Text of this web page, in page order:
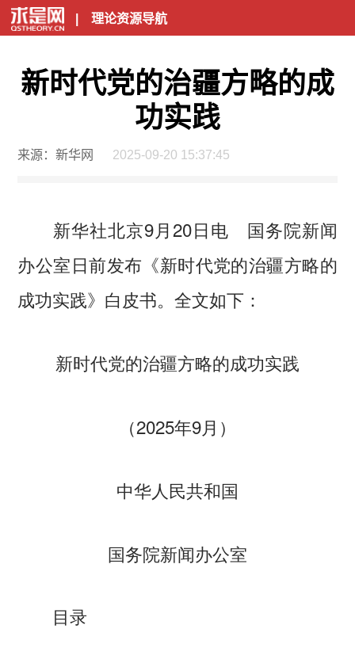
| 理论资源导航
新时代党的治疆方略的成
功实践
来源：新华网 2025-09-20 15:37:45
新华社北京9月20日电 国务院新闻
办公室日前发布《新时代党的治疆方略的
成功实践》白皮书。全文如下：
新时代党的治疆方略的成功实践
（2025年9月）
中华人民共和国
国务院新闻办公室
目录